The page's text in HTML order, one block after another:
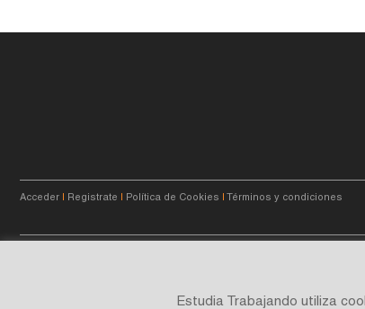
Acceder | Registrate | Política de Cookies | Términos y condiciones
Estudia Trabajando utiliza